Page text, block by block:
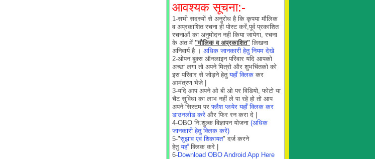
आवश्यक सूचना:-
1-सभी सदस्यों से अनुरोध है कि कृपया मौलिक
व अप्रकाशित रचना ही पोस्ट करें,पूर्व प्रकाशित
रचनाओं का अनुमोदन नही किया जायेगा, रचना
के अंत में "मौलिक व अप्रकाशित" लिखना
अनिवार्य है । अधिक जानकारी हेतु नियम देखे
2-ओपन बुक्स ऑनलाइन परिवार यदि आपको
अच्छा लगा तो अपने मित्रो और शुभचिंतको को
इस परिवार से जोड़ने हेतुयहाँ क्लिक कर
आमंत्रण भेजे |
3-यदि आप अपने ओ बी ओ पर विडियो, फोटो या
चैट सुविधा का लाभ नहीं ले पा रहे हो तो आप
अपने सिस्टम परफ्लैश प्लयेर यहाँ क्लिक कर
डाउनलोड करे और फिर रन करा दे |
4-OBO नि:शुल्क विज्ञापन योजना (अधिक
जानकारी हेतु क्लिक करे)
5-"सुझाव एवं शिकायत" दर्ज करने
हेतुयहाँक्लिक करे |
6-Download OBO Android App Here